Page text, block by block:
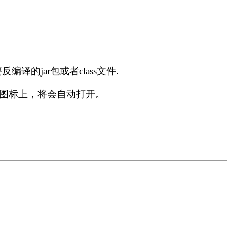
编译的jar包或者class文件.
标上，将会自动打开。